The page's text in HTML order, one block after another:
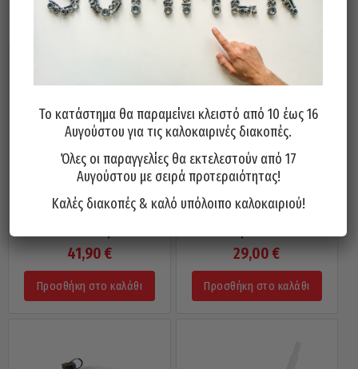
41,90€
Προσθήκη στο καλάθι
29,00€
Προσθήκη στο καλάθι
Το κατάστημα θα παραμείνει κλειστό από 10 έως 16
Αυγούστου για τις καλοκαιρινές διακοπές.
Όλες οι παραγγελίες θα εκτελεστούν από 17
Αυγούστου με σειρά προτεραιότητας!
Καλές διακοπές & καλό υπόλοιπο καλοκαιριού!